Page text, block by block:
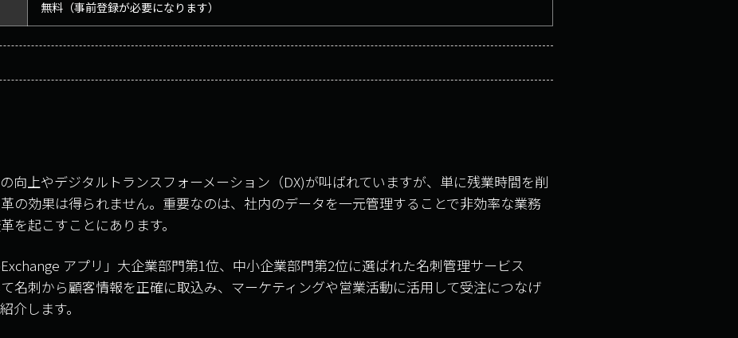
無料（事前登録が必要になります）
向上やデジタルトランスフォーメーション（DX)が叫ばれていますが、単に残業時間を削
の効果は得られません。重要なのは、社内のデータを一元管理することで非効率な業務
を起こすことにあります。
アプリ」大企業部門第1位、中小企業部門第2位に選ばれた名刺管理サービス
て名刺から顧客情報を正確に取込み、マーケティングや営業活動に活用して受注につなげ
介します。